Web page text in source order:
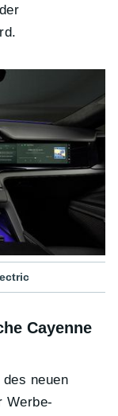
Cayenne
neuen
Werbe-